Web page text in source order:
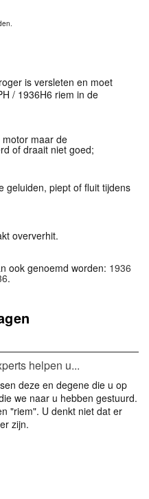
is versleten en moet
/ 1936H6 riem in de
maar de
of draait niet goed;
geluiden, piept of fluit tijdens
oververhit.
ook genoemd worden: 1936
.
helpen u...
deze en degene die u op
we naar u hebben gestuurd.
"riem". U denkt niet dat er
zijn.